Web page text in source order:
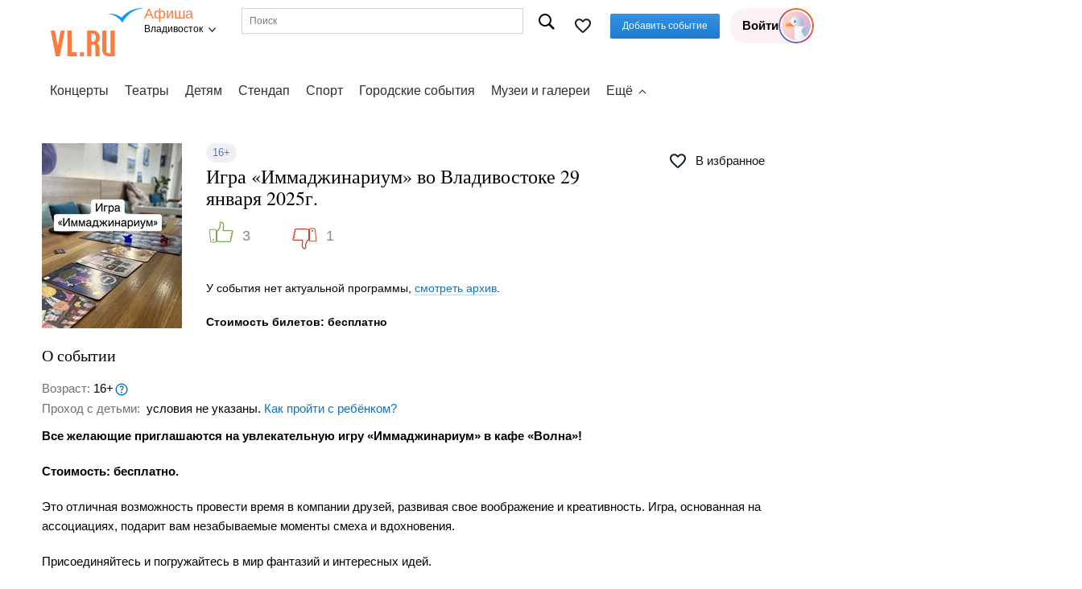
Афиша
Владивосток Добавить событие Войти
Концерты Театры Детям Стендап Спорт Городские события Музеи и галереи Ещё
16+
В избранное
Игра «Иммаджинариум» во Владивостоке 29
января 2025г.
3 1
У события нет актуальной программы, смотреть архив
Стоимость билетов: бесплатно
О событии
Возраст: 16+
Проход с детьми: условия не указаны. Как пройти с ребёнком?
Все желающие приглашаются на увлекательную игру «Иммаджинариум» в кафе «Волна»!
Стоимость: бесплатно.
Это отличная возможность провести время в компании друзей, развивая свое воображение и креативность. Игра, основанная на
ассоциациях, подарит вам незабываемые моменты смеха и вдохновения.
Присоединяйтесь и погружайтесь в мир фантазий и интересных идей.